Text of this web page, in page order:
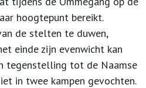
hoogtepunt bereikt.
de stelten te duwen,
einde zijn evenwicht kan
tegenstelling tot de Naamse
in twee kampen gevochten.